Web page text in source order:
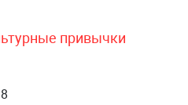
привычки